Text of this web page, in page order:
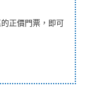
正價門票，即可